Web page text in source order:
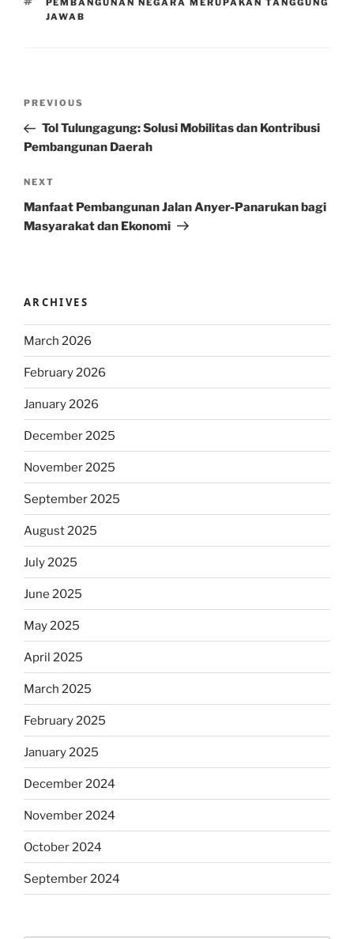
PEMBANGUNAN NEGARA MERUPAKAN TANGGUNG
JAWAB
Previous
Post
PREVIOUS
Tol Tulungagung: Solusi Mobilitas dan Kontribusi
Pembangunan Daerah
Next
Post
NEXT
Manfaat Pembangunan Jalan Anyer-Panarukan bagi
Masyarakat dan Ekonomi
ARCHIVES
March 2026
February 2026
January 2026
December 2025
November 2025
September 2025
August 2025
July 2025
June 2025
May 2025
April 2025
March 2025
February 2025
January 2025
December 2024
November 2024
October 2024
September 2024